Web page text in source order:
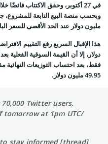
في 27 أكتوبر، وحقق الاكتتاب فائضًا خلال خمس دقائق فقط.
مليون دولار عند الحد الأقصى للسعر البالغ 0.0999 دولار للتوكن
فقط، بعد احتساب التوزيعات النهائية
49.95 مليون دولار.
70,000 Twitter users.
tomorrow at 1pm UTC/
stay informed [thread]